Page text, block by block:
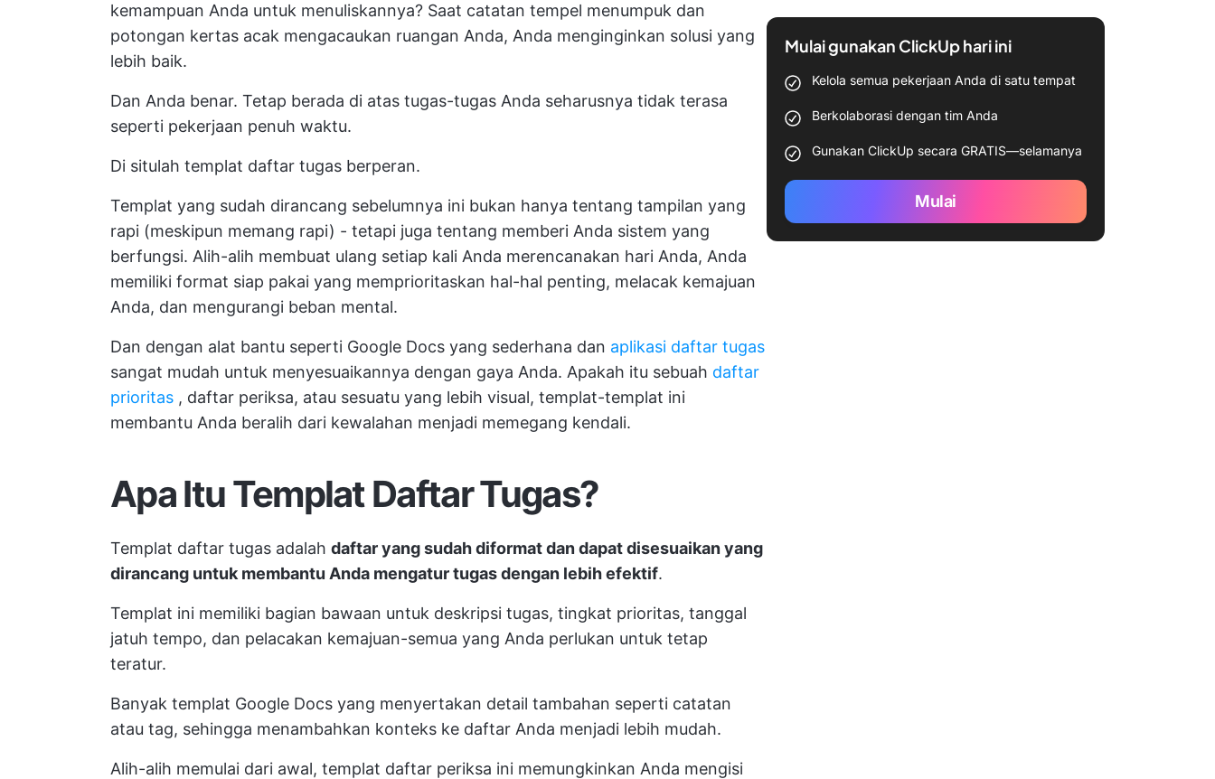
kemampuan Anda untuk menuliskannya? Saat catatan tempel menumpuk dan
potongan kertas acak mengacaukan ruangan Anda, Anda menginginkan solusi yang
lebih baik.
Dan Anda benar. Tetap berada di atas tugas-tugas Anda seharusnya tidak terasa
seperti pekerjaan penuh waktu.
Di situlah templat daftar tugas berperan.
Templat yang sudah dirancang sebelumnya ini bukan hanya tentang tampilan yang
rapi (meskipun memang rapi) - tetapi juga tentang memberi Anda sistem yang
berfungsi. Alih-alih membuat ulang setiap kali Anda merencanakan hari Anda, Anda
memiliki format siap pakai yang memprioritaskan hal-hal penting, melacak kemajuan
Anda, dan mengurangi beban mental.
Dan dengan alat bantu seperti Google Docs yang sederhana dan aplikasi daftar tugas
sangat mudah untuk menyesuaikannya dengan gaya Anda. Apakah itu sebuah daftar
prioritas , daftar periksa, atau sesuatu yang lebih visual, templat-templat ini
membantu Anda beralih dari kewalahan menjadi memegang kendali.
Apa Itu Templat Daftar Tugas?
Templat daftar tugas adalah daftar yang sudah diformat dan dapat disesuaikan yang
dirancang untuk membantu Anda mengatur tugas dengan lebih efektif.
Templat ini memiliki bagian bawaan untuk deskripsi tugas, tingkat prioritas, tanggal
jatuh tempo, dan pelacakan kemajuan-semua yang Anda perlukan untuk tetap
teratur.
Banyak templat Google Docs yang menyertakan detail tambahan seperti catatan
atau tag, sehingga menambahkan konteks ke daftar Anda menjadi lebih mudah.
Alih-alih memulai dari awal, templat daftar periksa ini memungkinkan Anda mengisi
Mulai gunakan ClickUp hari ini
Kelola semua pekerjaan Anda di satu tempat
Berkolaborasi dengan tim Anda
Gunakan ClickUp secara GRATIS—selamanya
Mulai